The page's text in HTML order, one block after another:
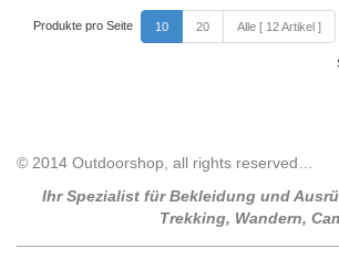
Produkte pro Seite 10 20 Alle [ 12 Artikel ]
© 2014 Outdoorshop, all rights reserved…
Ihr Spezialist für Bekleidung und
Trekking, Wandern,